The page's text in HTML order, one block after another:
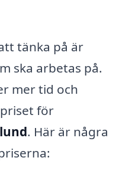
tänka på är
ska arbetas på.
mer tid och
för
. Här är några